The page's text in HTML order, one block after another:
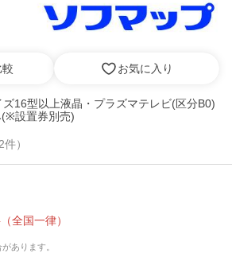
お気に入り
16型以上液晶・プラズマテレビ(区分B0)
(※設置券別売)
件）
（全国一律）
あります。